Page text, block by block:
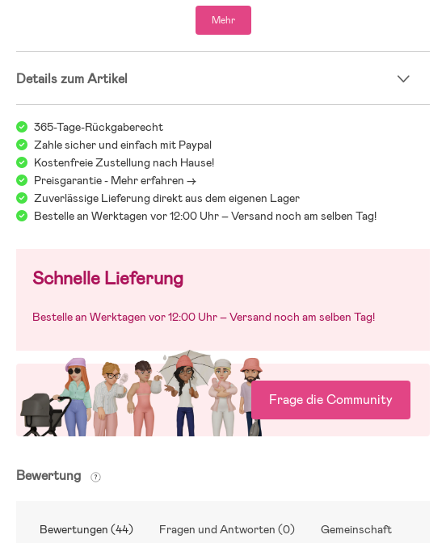
- Transportposition: H11 x L89 x B39 cm.
- Maximalbelastung: 9 kg (als Babywippe).
- Aufhänge- und Befestigungsvorrichtungen regelmäßig überprüfen, um
- Nur zur Verwendung unter Aufsicht von Erwachsenen.
Mehr
Details zum Artikel
365-Tage-Rückgaberecht
Zahle sicher und einfach mit Paypal
Kostenfreie Zustellung nach Hause!
Preisgarantie - Mehr erfahren ->
Zuverlässige Lieferung direkt aus dem eigenen Lager
Bestelle an Werktagen vor 12:00 Uhr – Versand noch am selben Tag!
Schnelle Lieferung
Bestelle an Werktagen vor 12:00 Uhr – Versand noch am selben Tag!
Frage die Community
Bewertung
Bewertungen (44) Fragen und Antworten (0) Gemeinschaft